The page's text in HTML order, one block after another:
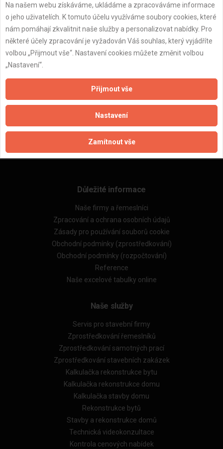
Důležité informace
Naše firmy a řemeslníci
Zpracování a ochrana osobních údajů
Zásady pro používání souborů cookie
Obchodní podmínky (zprostředkování)
Obchodní podmínky (rozpočtování)
Reference
Naše excelové tabulky online
Naše služby
Servis pro stavební firmy
Zprostředkování řemeslníků
Zprostředkování samotných prací
Zprostředkování stavebních zakázek
Kalkulačka rekonstrukce bytu
Kalkulačka rekonstrukce domu
Kalkulačka stavby domu
Rekonstrukce bytů
Stavby a rekonstrukce domů
Technická videokonzultace
Kontrola cenových nabídek
Na našem webu získáváme, ukládáme a zpracováváme informace
o jeho uživatelích. K tomuto účelu využíváme soubory cookies, které
nám pomáhají zkvalitnit naše služby a personalizovat nabídky. Pro
některé účely zpracování je vyžadován Váš souhlas, který vyjádříte
volbou „Přijmout vše“. Nastavení cookies můžete změnit volbou
„Nastavení“.
Přijmout vše
Nastavení
Zamítnout vše